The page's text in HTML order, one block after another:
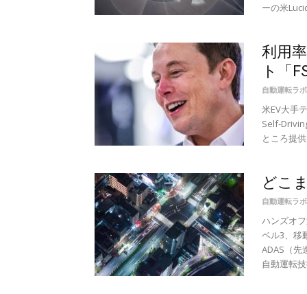
ーの米
利用
ト「
自動運転ラ
米EV大手
Self-
ところ提
どこ
自動運転ラ
ハンズオ
ベル3、移
ADAS（先
自動運転